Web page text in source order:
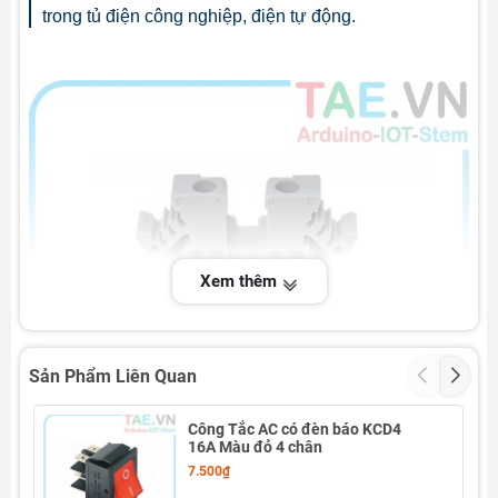
trong tủ điện công nghiệp, điện tự động.
Xem thêm
Sản Phẩm Liên Quan
Công Tắc AC có đèn báo KCD4
16A Màu đỏ 4 chân
7.500₫